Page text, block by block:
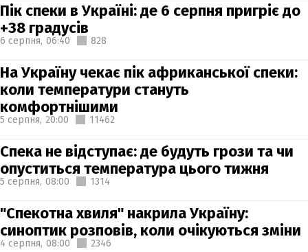
Пік спеки в Україні: де 6 серпня пригріє до
+38 градусів
6 серпня, 06:40 828
На Україну чекає пік африканської спеки:
коли температури стануть
комфортнішими
5 серпня, 20:00 11462
Спека не відступає: де будуть грози та чи
опуститься температура цього тижня
5 серпня, 08:00 1314
"Спекотна хвиля" накрила Україну:
синоптик розповів, коли очікуються зміни
4 серпня, 08:00 2346